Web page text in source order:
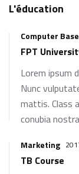
L'éducation
Computer Base
FPT
Lorem ipsum
Nunc
mattis. Class
conubia
Marketing
TB Course